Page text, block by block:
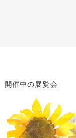
開催中の展覧会